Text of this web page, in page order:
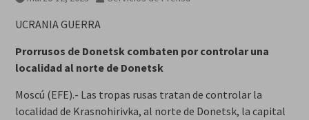
UCRANIA GUERRA
Prorrusos de Donetsk combaten por controlar una
localidad al norte de Donetsk
Moscú (EFE).- Las tropas rusas tratan de controlar la
localidad de Krasnohirivka, al norte de Donetsk, la capital